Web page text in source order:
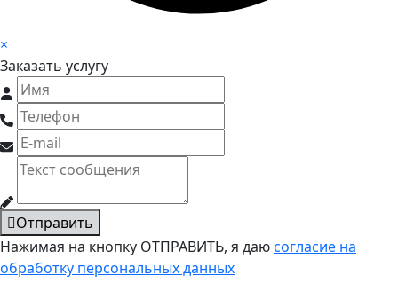
×
Заказать услугу
Отправить
Нажимая на кнопку ОТПРАВИТЬ, я даюсогласие на
обработку персональных данных